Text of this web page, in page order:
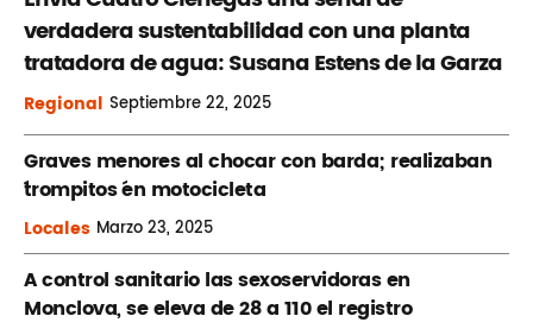
verdadera sustentabilidad con una planta
tratadora de agua: Susana Estens de la Garza
Regional Septiembre22, 2025
Graves menores al chocar con barda; realizaban
´trompitos ´en motocicleta
Locales Marzo23, 2025
A control sanitario las sexoservidoras en
Monclova, se eleva de 28 a 110 el registro